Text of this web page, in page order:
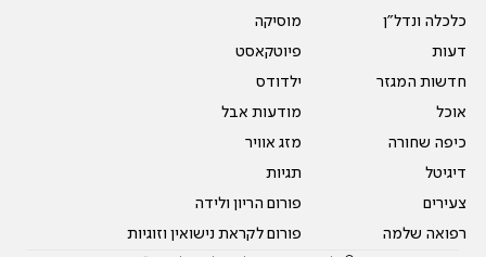
כלכלה ונדל"ן
דעות
חדשות המגזר
אוכל
כיפה שחורה
דיגיטל
צעירים
רפואה שלמה
מוסיקה
פיוטקאסט
ילדודס
מודעות אבל
מזג אוויר
תגיות
פורום הריון ולידה
פורום לקראת נישואין וזוגיות